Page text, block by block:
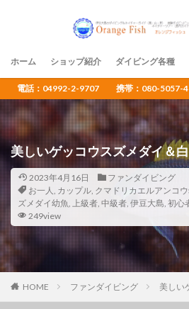
ホーム ショップ紹介 ダイビング各種
電話：04992-2-9707 携帯：080-5057-
美しいゲッコウスズメダイ＆
2023年4月16日
ファンダイビング
お一人, カップル, クマドリカエルアンコ
ズメダイ幼魚, 上級者, 中級者, 伊豆大島, 初心
249view
HOME ファンダイビング 美しい